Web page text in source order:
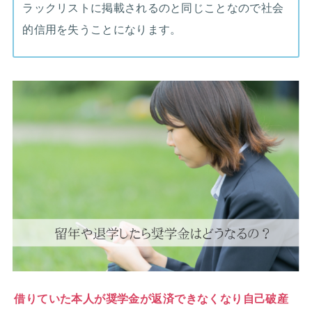
ラックリストに掲載されるのと同じことなので社会
的信用を失うことになります。
借りていた本人が奨学金が返済できなくなり自己破産